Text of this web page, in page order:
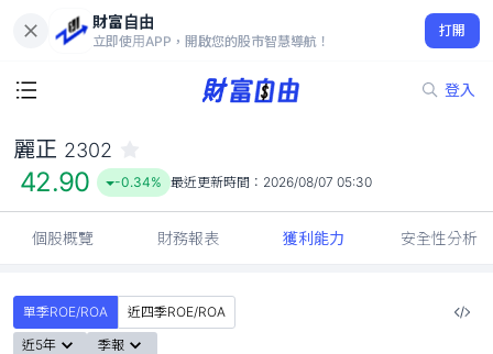
財富自由
立即使用APP，開啟您的股市智慧導航！
打開
登入
42.90
-0.34%
麗正 2302
42.90 -0.34% 最近更新時間： 2026/08/07 05:30
個股概覽 財務報表 獲利能力 安全性分析
單季ROE/ROA
近四季ROE/ROA
近5年
季報